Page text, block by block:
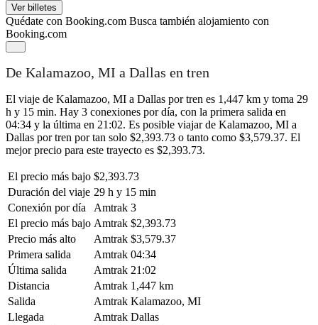
Ver billetes
Quédate con Booking.com Busca también alojamiento con
Booking.com
De Kalamazoo, MI a Dallas en tren
El viaje de Kalamazoo, MI a Dallas por tren es 1,447 km y toma 29
h y 15 min. Hay 3 conexiones por día, con la primera salida en
04:34 y la última en 21:02. Es posible viajar de Kalamazoo, MI a
Dallas por tren por tan solo $2,393.73 o tanto como $3,579.37. El
mejor precio para este trayecto es $2,393.73.
El precio más bajo $2,393.73
Duración del viaje 29 h y 15 min
Conexión por día
Amtrak 3
El precio más bajo Amtrak $2,393.73
Precio más alto
Amtrak $3,579.37
Primera salida
Amtrak 04:34
Última salida
Amtrak 21:02
Distancia
Amtrak 1,447 km
Salida
Amtrak Kalamazoo, MI
Llegada
Amtrak Dallas